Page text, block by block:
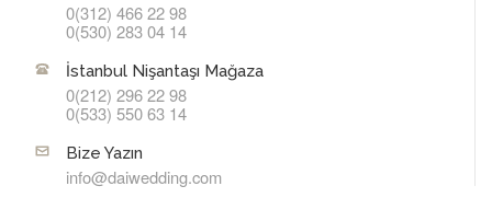
0(312) 466 22 98
0(530) 283 04 14
İstanbul Nişantaşı Mağaza
0(212) 296 22 98
0(533) 550 63 14
Bize Yazın
info@daiwedding.com